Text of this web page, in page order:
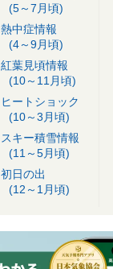
(5～7月頃)
熱中症情報
(4～9月頃)
紅葉見頃情報
(10～11月頃)
ヒートショック
(10～3月頃)
スキー積雪情報
(11～5月頃)
初日の出
(12～1月頃)